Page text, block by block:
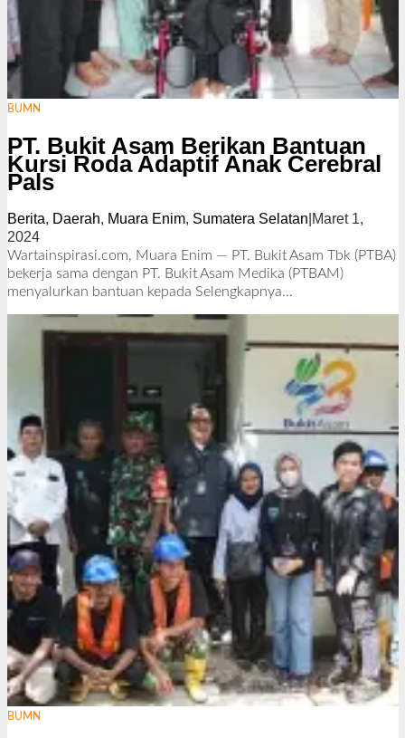
BUMN
PT. Bukit Asam Berikan Bantuan
Kursi Roda Adaptif Anak Cerebral
Pals
Berita, Daerah, Muara Enim, Sumatera Selatan Maret 1,
2024o
l
e
h
e
k
i
Wartainspirasi.com, Muara Enim — PT. Bukit Asam Tbk (PTBA)
bekerja sama dengan PT. Bukit Asam Medika (PTBAM)
menyalurkan bantuan kepada Selengkapnya…
BUMN